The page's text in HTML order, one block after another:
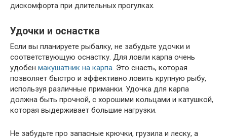
дискомфорта при длительных прогулках.
Удочки и оснастка
Если вы планируете рыбалку, не забудьте удочки и
соответствующую оснастку. Для ловли карпа очень
удобен макушатник на карпа. Это снасть, которая
позволяет быстро и эффективно ловить крупную рыбу,
используя различные приманки. Удочка для карпа
должна быть прочной, с хорошими кольцами и катушкой,
которая выдерживает большие нагрузки.
Не забудьте про запасные крючки, грузила и леску, а